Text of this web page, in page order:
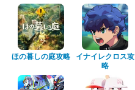
ほの暮しの庭攻略
イナイレクロス攻
略